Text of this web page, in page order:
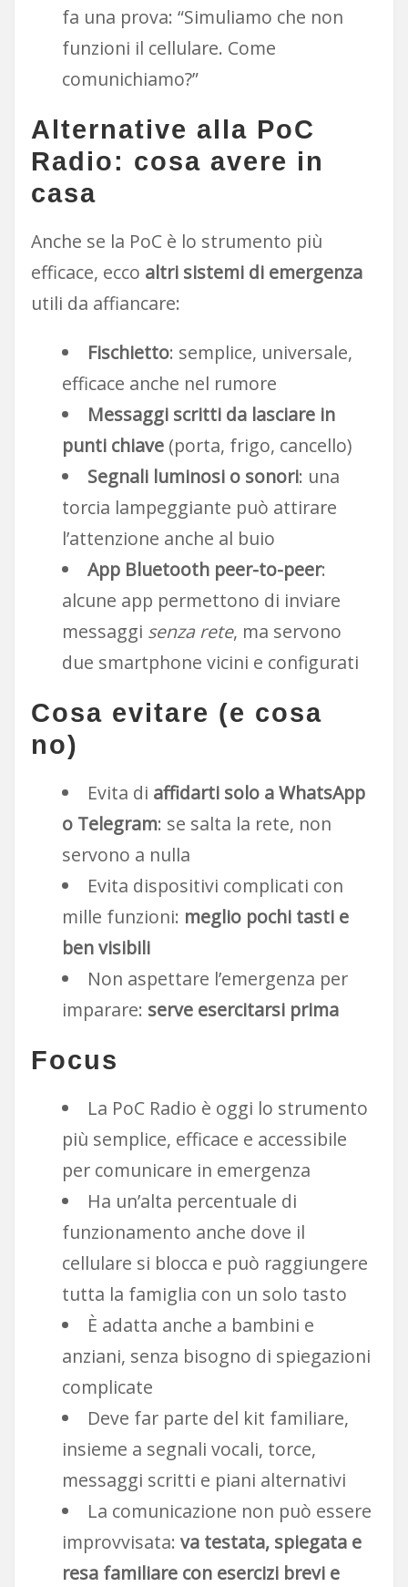
fa una prova: “Simuliamo che non
funzioni il cellulare. Come
comunichiamo?”
Alternative alla PoC
Radio: cosa avere in
casa
Anche se la PoC è lo strumento più
efficace, ecco altri sistemi di emergenza
utili da affiancare:
Fischietto: semplice, universale,
efficace anche nel rumore
Messaggi scritti da lasciare in
punti chiave (porta, frigo, cancello)
Segnali luminosi o sonori: una
torcia lampeggiante può attirare
l’attenzione anche al buio
App Bluetooth peer-to-peer:
alcune app permettono di inviare
messaggi senza rete, ma servono
due smartphone vicini e configurati
Cosa evitare (e cosa
no)
Evita di affidarti solo a WhatsApp
o Telegram: se salta la rete, non
servono a nulla
Evita dispositivi complicati con
mille funzioni: meglio pochi tasti e
ben visibili
Non aspettare l’emergenza per
imparare: serve esercitarsi prima
Focus
La PoC Radio è oggi lo strumento
più semplice, efficace e accessibile
per comunicare in emergenza
Ha un’alta percentuale di
funzionamento anche dove il
cellulare si blocca e può raggiungere
tutta la famiglia con un solo tasto
È adatta anche a bambini e
anziani, senza bisogno di spiegazioni
complicate
Deve far parte del kit familiare,
insieme a segnali vocali, torce,
messaggi scritti e piani alternativi
La comunicazione non può essere
improvvisata: va testata, spiegata e
resa familiare con esercizi brevi e